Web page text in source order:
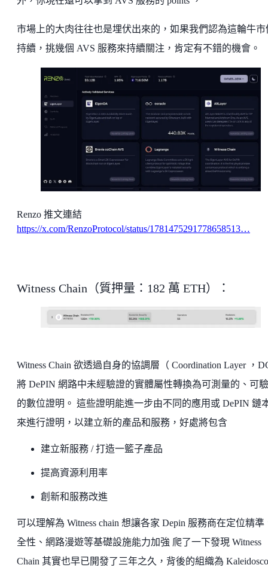
市場上的大肉往往也是埋伏出來的，如果我們認為這輪牛市
持續，挑幾個 AVS 服務來持續關注，肯定有不錯的機會。
Renzo 推文連結
https://x.com/RenzoProtocol/status/1781475291778658513…
Witness Chain（質押量：182 萬 ETH）：
Witness Chain 欲透過自身的協調層（ Coordination Layer ，
將 DePIN 網路中未經驗證的實體屬性轉換為可測量的、可
的數位證明。 這些證明能進一步由不同的應用或 DePIN 鏈
來進行證明，以建立新的產品和服務，好處將包含
建立新服務 / 打造一籃子產品
提高資源利用率
創新和服務改進
可以理解為 Witness chain 想讓各家 Depin 服務商在定位精準
全性、網路漫遊等基礎設施能力加強 爬了一下發現 Witness
Chain 其實也早已開發了三年之久，背後的組織為